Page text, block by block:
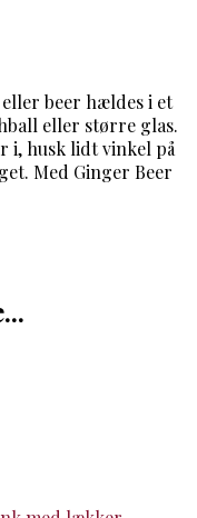
beer hældes i et
eller større glas.
i, husk lidt vinkel på
Med Ginger Beer